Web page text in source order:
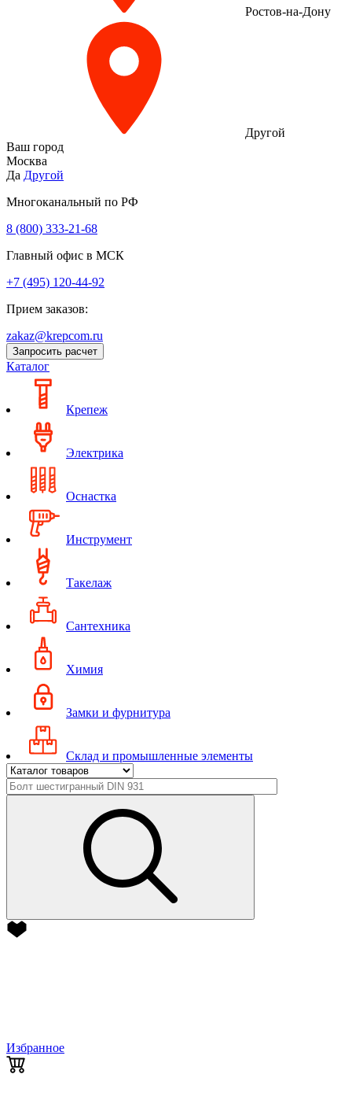
Ростов-на-Дону
Другой
Ваш город
Москва
Да Другой
Многоканальный по РФ
8 (800) 333‑21-68
Главный офис в МСК
+7 (495) 120-44-92
Прием заказов:
zakaz@krepcom.ru
Запросить расчет
Каталог
Крепеж
Электрика
Оснастка
Инструмент
Такелаж
Сантехника
Химия
Замки и фурнитура
Склад и промышленные элементы
Избранное